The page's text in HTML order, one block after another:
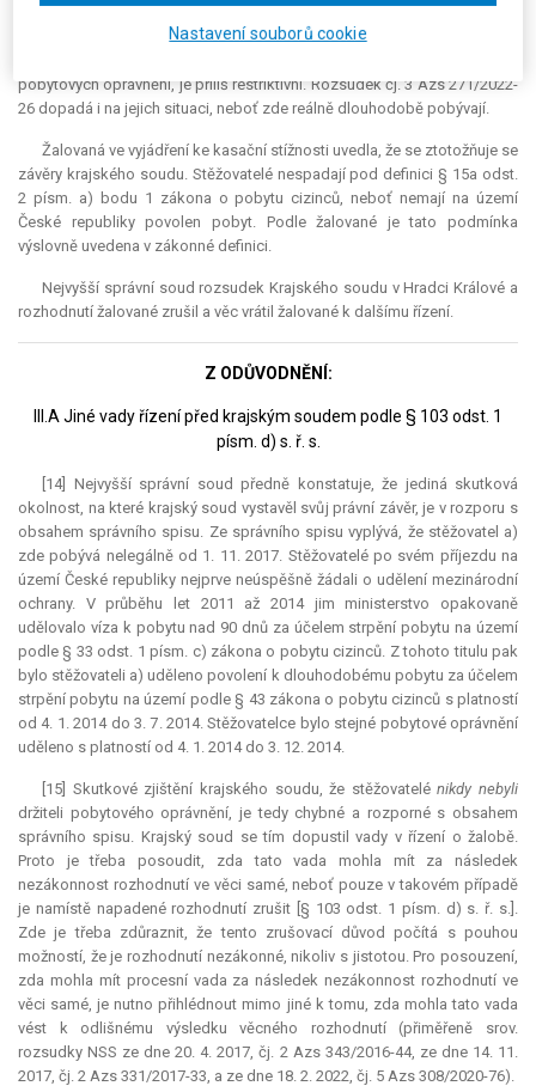
Výklad krajského soudu, který vzal za rozhodující skutečnost, že
pobytových oprávnění, je přílišrestriktivní. Rozsudek čj. 3 Azs 271/2022-
26 dopadá i na jejich situaci, neboť zde reálně dlouhodobě pobývají.
Žalovaná ve vyjádření ke kasační stížnosti uvedla, že se ztotožňuje se
závěry krajského soudu. Stěžovatelé nespadají pod definici § 15a odst.
2 písm. a) bodu 1 zákona o pobytu cizinců, neboť nemají na území
České republiky povolen pobyt. Podle žalované je tato podmínka
výslovně uvedena v zákonné definici.
Nejvyšší správní soud rozsudek Krajského soudu v Hradci Králové a
rozhodnutí žalované zrušil a věc vrátil žalované k dalšímu řízení.
Z ODŮVODNĚNÍ:
III.A Jiné vady řízení před krajským soudem podle § 103 odst. 1
písm. d) s. ř. s.
[14] Nejvyšší správní soud předně konstatuje, že jediná skutková
okolnost, na které krajský soud vystavěl svůj právní závěr, je v rozporu s
obsahem správního spisu. Ze správního spisu vyplývá, že stěžovatel a)
zde pobývá nelegálně od 1. 11. 2017. Stěžovatelé po svém příjezdu na
území České republiky nejprve neúspěšně žádali o udělení mezinárodní
ochrany. V průběhu let 2011 až 2014 jim ministerstvo opakovaně
udělovalo víza k pobytu nad 90 dnů za účelem strpění pobytu na území
podle § 33 odst. 1 písm. c) zákona o pobytu cizinců. Z tohoto titulu pak
bylo stěžovateli a) uděleno povolení k dlouhodobému pobytu za účelem
strpění pobytu na území podle § 43 zákona o pobytu cizinců s platností
od 4. 1. 2014 do 3. 7. 2014. Stěžovatelce bylo stejné pobytové oprávnění
uděleno s platností od 4. 1. 2014 do 3. 12. 2014.
[15] Skutkové zjištění krajského soudu, že stěžovatelénikdy nebyli
držiteli pobytového oprávnění, je tedy chybné a rozporné s obsahem
správního spisu. Krajský soud se tím dopustil vady v řízení o žalobě.
Proto je třeba posoudit, zda tato vada mohla mít za následek
nezákonnost rozhodnutí ve věci samé, neboť pouze v takovém případě
je namístě napadené rozhodnutí zrušit [§ 103 odst. 1 písm. d) s. ř. s.].
Zde je třeba zdůraznit, že tento zrušovací důvod počítá s pouhou
možností, že je rozhodnutí nezákonné, nikoliv s jistotou. Pro posouzení,
zda mohla mít procesní vada za následek nezákonnost rozhodnutí ve
věci samé, je nutno přihlédnout mimo jiné k tomu, zda mohla tato vada
vést k odlišnému výsledku věcného rozhodnutí (přiměřeně srov.
rozsudky NSS ze dne 20. 4. 2017, čj. 2 Azs 343/2016-44, ze dne 14. 11.
2017, čj. 2 Azs 331/2017-33, a ze dne 18. 2. 2022, čj. 5 Azs 308/2020-76).
Nastavení souborů cookie